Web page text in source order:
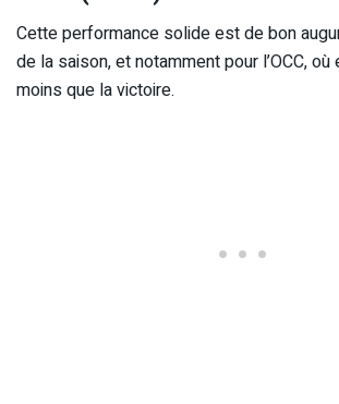
Cette performance solide est de bon
de la saison, et notamment pour l’OCC,
moins que la victoire.